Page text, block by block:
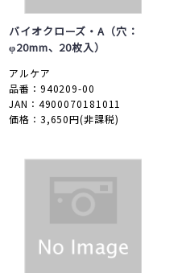
バイオクローズ・A（穴：
φ20mm、20枚入）
アルケア
品番：940209-00
JAN：4900070181011
価格：3,650円(非課税)